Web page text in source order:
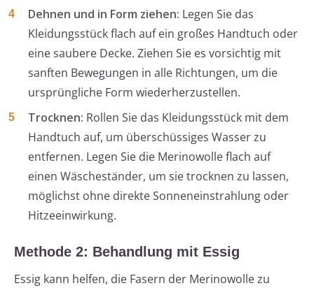
Dehnen und in Form ziehen: Legen Sie das
Kleidungsstück flach auf ein großes Handtuch oder
eine saubere Decke. Ziehen Sie es vorsichtig mit
sanften Bewegungen in alle Richtungen, um die
ursprüngliche Form wiederherzustellen.
Trocknen: Rollen Sie das Kleidungsstück mit dem
Handtuch auf, um überschüssiges Wasser zu
entfernen. Legen Sie die Merinowolle flach auf
einen Wäscheständer, um sie trocknen zu lassen,
möglichst ohne direkte Sonneneinstrahlung oder
Hitzeeinwirkung.
Methode 2: Behandlung mit Essig
Essig kann helfen, die Fasern der Merinowolle zu